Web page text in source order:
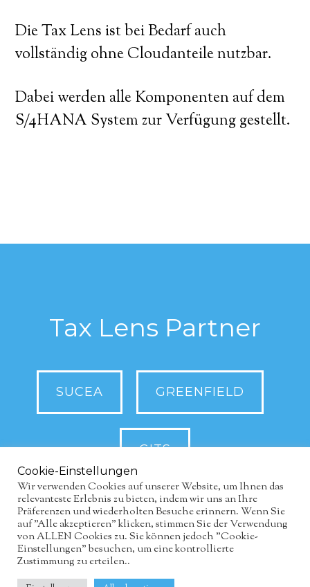
Die Tax Lens ist bei Bedarf auch
vollständig ohne Cloudanteile nutzbar.
Dabei werden alle Komponenten auf dem
S/4HANA System zur Verfügung gestellt.
Tax Lens Partner
SUCEA GREENFIELD
GITS
Cookie-Einstellungen
Wir verwenden Cookies auf unserer Website, um Ihnen das
relevanteste Erlebnis zu bieten, indem wir uns an Ihre
Präferenzen und wiederholten Besuche erinnern. Wenn Sie
auf "Alle akzeptieren" klicken, stimmen Sie der Verwendung
von ALLEN Cookies zu. Sie können jedoch "Cookie-
Einstellungen" besuchen, um eine kontrollierte
Zustimmung zu erteilen..